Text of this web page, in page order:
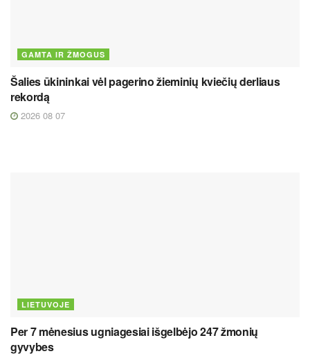
GAMTA IR ŽMOGUS
Šalies ūkininkai vėl pagerino žieminių kviečių derliaus
rekordą
2026 08 07
LIETUVOJE
Per 7 mėnesius ugniagesiai išgelbėjo 247 žmonių
gyvybes